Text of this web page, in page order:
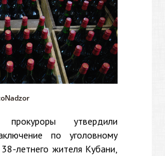
утвердили
по уголовному
летнего жителя Кубани,